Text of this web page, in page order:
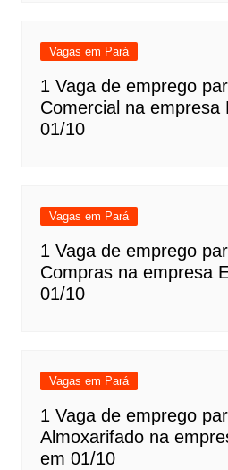
Vagas em Pará
1 Vaga de emprego
Comercial na empresa
01/10
Vagas em Pará
1 Vaga de emprego
Compras na empresa
01/10
Vagas em Pará
1 Vaga de emprego
Almoxarifado na
em 01/10